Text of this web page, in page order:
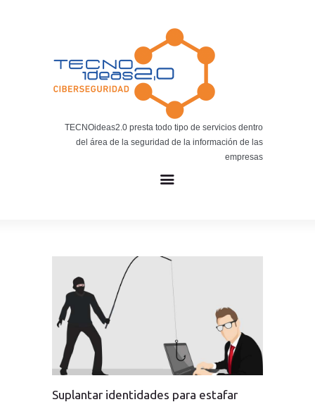
TECNOideas2.0 presta todo tipo de servicios dentro
del área de la seguridad de la información de las
empresas
BLOG TECNOIDEAS
Noticias tecnológicas.
Suplantar identidades para estafar